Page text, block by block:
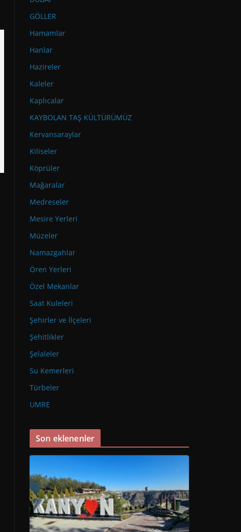
GÖLLER
Hamamlar
Hanlar
Hazireler
Kaleler
Kaplıcalar
KAYBOLAN TAŞ KÜLTÜRÜMÜZ
Kervansaraylar
Kiliseler
Köprüler
Mağaralar
Medreseler
Mesire Yerleri
Müzeler
Namazgahlar
Ören Yerleri
Özel Mekanlar
Saat Kuleleri
Şehirler ve İlçeleri
Şehitlikler
Şelaleler
Su Kemerleri
Türbeler
UMRE
Son eklenenler